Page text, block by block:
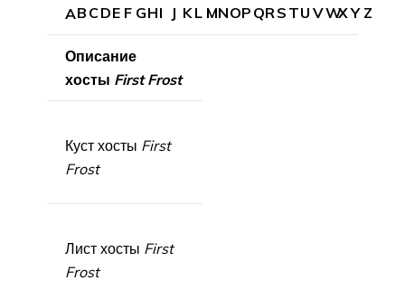
AB CDE F GHI J K L MNOP QRS TU VWXY Z
Описание
хосты First Frost
Куст хосты First
Frost
Лист хосты First
Frost